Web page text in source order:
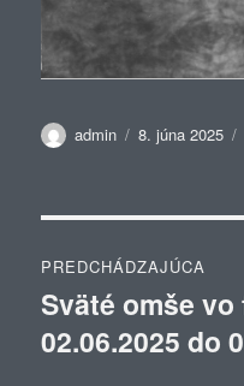
Autor
admin Publikované
8. júna 2025
v
článku
PREDCHÁDZAJÚCA
Predchádzajúci
článok:
Sväté omše
02.06.2025 do